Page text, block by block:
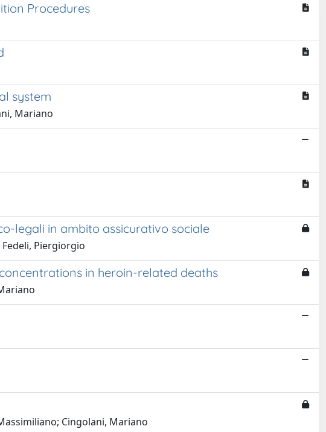
Procedures
system
Mariano
legali in ambito assicurativo sociale
Piergiorgio
in heroin-related deaths
Cingolani, Mariano